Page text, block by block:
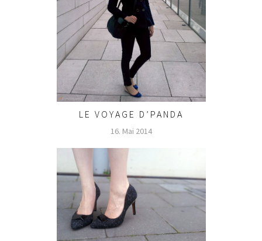
LE VOYAGE D’PANDA
16. Mai 2014